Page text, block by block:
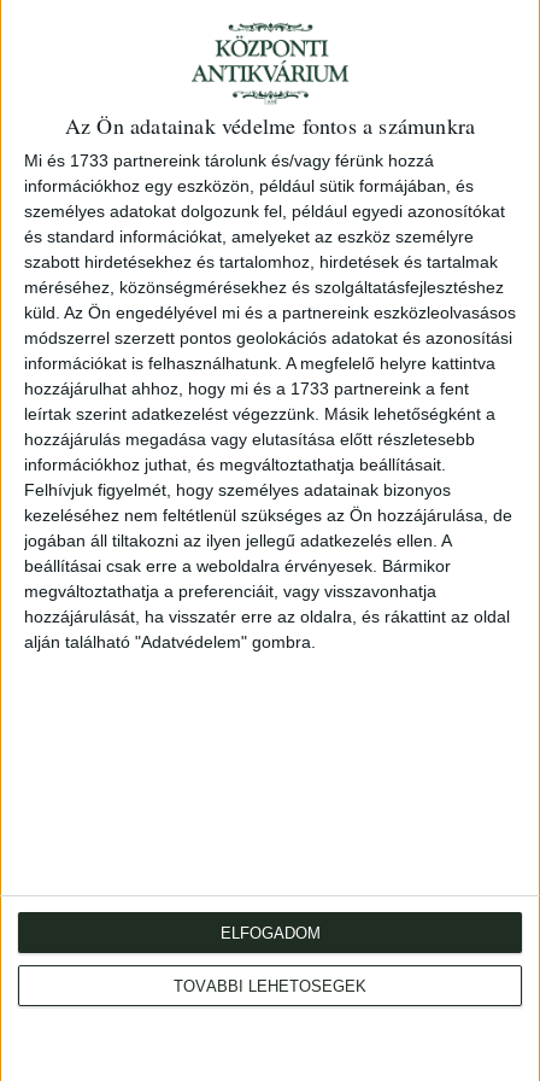
Az Ön adatainak védelme fontos a számunkra
Mi és 1733 partnereink tárolunk és/vagy férünk hozzá
információkhoz egy eszközön, például sütik formájában, és
személyes adatokat dolgozunk fel, például egyedi azonosítókat
és standard információkat, amelyeket az eszköz személyre
szabott hirdetésekhez és tartalomhoz, hirdetések és tartalmak
méréséhez, közönségmérésekhez és szolgáltatásfejlesztéshez
küld. Az Ön engedélyével mi és a partnereink eszközleolvasásos
módszerrel szerzett pontos geolokációs adatokat és azonosítási
információkat is felhasználhatunk. A megfelelő helyre kattintva
hozzájárulhat ahhoz, hogy mi és a 1733 partnereink a fent
leírtak szerint adatkezelést végezzünk. Másik lehetőségként a
hozzájárulás megadása vagy elutasítása előtt részletesebb
információkhoz juthat, és megváltoztathatja beállításait.
Felhívjuk figyelmét, hogy személyes adatainak bizonyos
kezeléséhez nem feltétlenül szükséges az Ön hozzájárulása, de
jogában áll tiltakozni az ilyen jellegű adatkezelés ellen. A
beállításai csak erre a weboldalra érvényesek. Bármikor
megváltoztathatja a preferenciáit, vagy visszavonhatja
hozzájárulását, ha visszatér erre az oldalra, és rákattint az oldal
alján található "Adatvédelem" gombra.
TOVÁBBI LEHETŐSÉGEK
ELFOGADOM
A balkáni eseményekre vonatkozó
diplomáciai ügyiratok. 1912 augusztus
13. -- 1913. november 6.
1914 Wien Cs. Kir. Udvari Államnyomda
Auction 144/ 29.
Starting price:HUF 10 000
ID
96813
A külügyminisztérium által kiadott kötet német és francia
nyelvű leveleket közöl.
Spine gilt, contemporary half cloth.
: Hungary, 1053 Budapest, Múzeum krt. 13-15.